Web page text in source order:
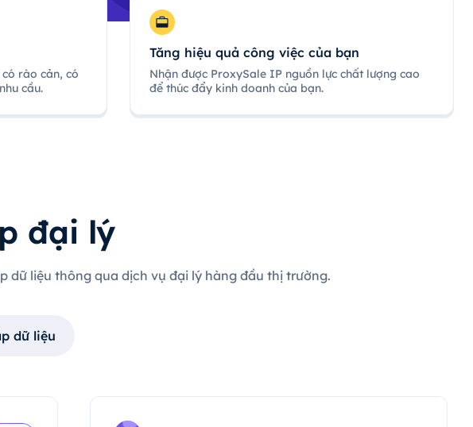
rào cản, có
cầu.
Tăng hiệu quả công việc của bạn
Nhận được ProxySale IP nguồn lực chất lượng cao
để thúc đẩy kinh doanh của bạn.
đại lý
dữ liệu thông qua dịch vụ đại lý hàng đầu thị trường.
dữ liệu